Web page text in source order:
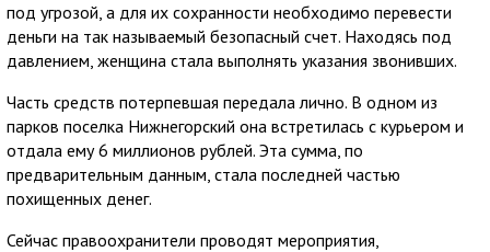
под угрозой, а для их сохранности необходимо перевести
деньги на так называемый безопасный счет. Находясь под
давлением, женщина стала выполнять указания звонивших.
Часть средств потерпевшая передала лично. В одном из
парков поселка Нижнегорский она встретилась с курьером и
отдала ему 6 миллионов рублей. Эта сумма, по
предварительным данным, стала последней частью
похищенных денег.
Сейчас правоохранители проводят мероприятия,